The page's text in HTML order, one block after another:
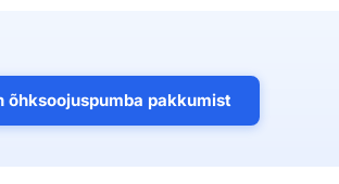
õhksoojuspumba pakkumist